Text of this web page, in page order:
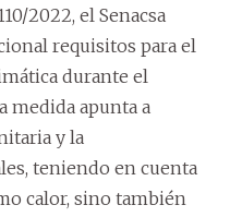
2022, el Senacsa
requisitos para el
durante el
medida apunta a
y la
teniendo en cuenta
calor, sino también